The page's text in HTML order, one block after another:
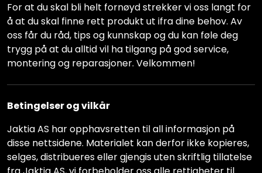
For at du skal bli helt fornøyd strekker vi oss langt for
å at du skal finne rett produkt ut ifra dine behov. Av
oss får du råd, tips og kunnskap og du kan føle deg
trygg på at du alltid vil ha tilgang på god service,
montering og reparasjoner. Velkommen!
Betingelser og vilkår
Jaktia AS har opphavsretten til all informasjon på
disse nettsidene. Materialet kan derfor ikke kopieres,
selges, distribueres eller gjengis uten skriftlig tillatelse